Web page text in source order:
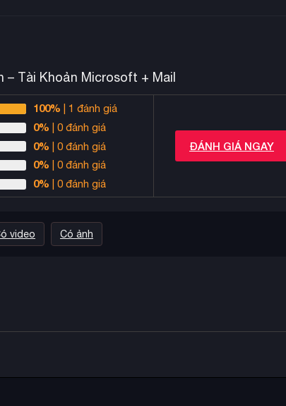
– Tài Khoản Microsoft + Mail
100% | 1 đánh giá
0% | 0 đánh giá
0% | 0 đánh giá
0% | 0 đánh giá
0% | 0 đánh giá
ĐÁNH GIÁ NGAY
video Có ảnh